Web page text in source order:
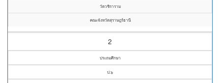
วัดวชิราราม
คณะจังหวัดสุราษฎร์ธานี
2
ประถมศึกษา
ป.๖